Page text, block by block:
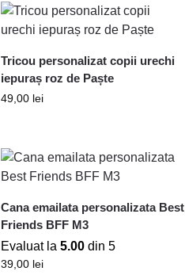
Tricou personalizat copii urechi
iepuraș roz de Paște
49,00 lei
Cana emailata personalizata Best
Friends BFF M3
Evaluat la 5.00 din 5
39,00 lei